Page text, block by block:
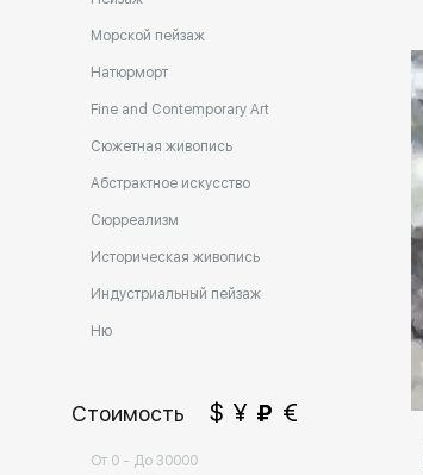
Морской пейзаж
Натюрморт
Fine and Contemporary Art
Сюжетная живопись
Абстрактное искусство
Сюрреализм
Историческая живопись
Индустриальный пейзаж
Ню
Стоимость $ ¥ ₽ €
От 0 - До 30000